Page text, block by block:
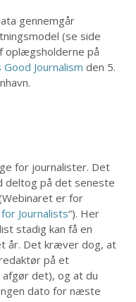
gennemgår
(se side
oplægsholderne på
Journalism den 5.
for journalister. Det
deltog på det seneste
er for
Journalists“). Her
stadig kan få en
år. Det kræver dog, at
på et
afgør det), og at du
dato for næste